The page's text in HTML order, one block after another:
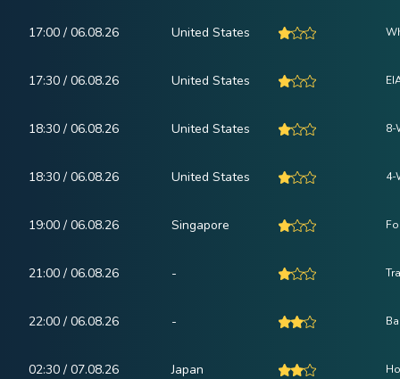
17:00 / 06.08.26 United States
17:30 / 06.08.26 United States
18:30 / 06.08.26 United States 8-
18:30 / 06.08.26 United States 4-
19:00 / 06.08.26 Singapore
21:00 / 06.08.26 -
22:00 / 06.08.26 -
02:30 / 07.08.26 Japan